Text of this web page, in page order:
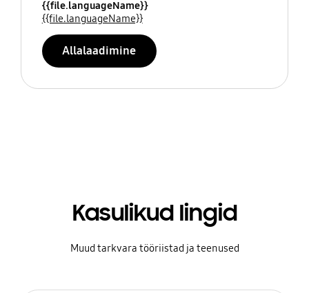
{{file.languageName}}
{{file.languageName}}
Allalaadimine
Kasulikud lingid
Muud tarkvara tööriistad ja teenused